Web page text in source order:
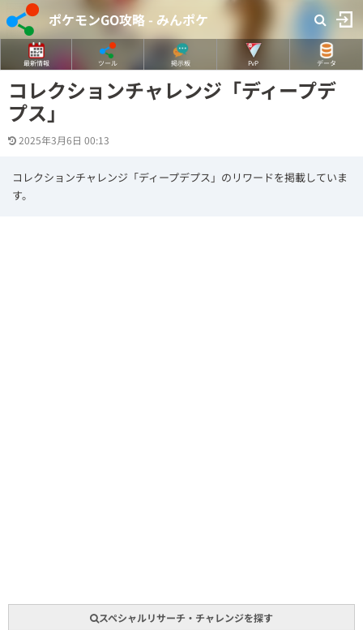
ポケモンGO攻略 - みんポケ
最新情報 ツール 掲示板 PvP データ
コレクションチャレンジ「ディープデ
プス」
2025年3月6日 00:13
コレクションチャレンジ「ディープデプス」のリワードを掲載していま
す。
スペシャルリサーチ・チャレンジを探す